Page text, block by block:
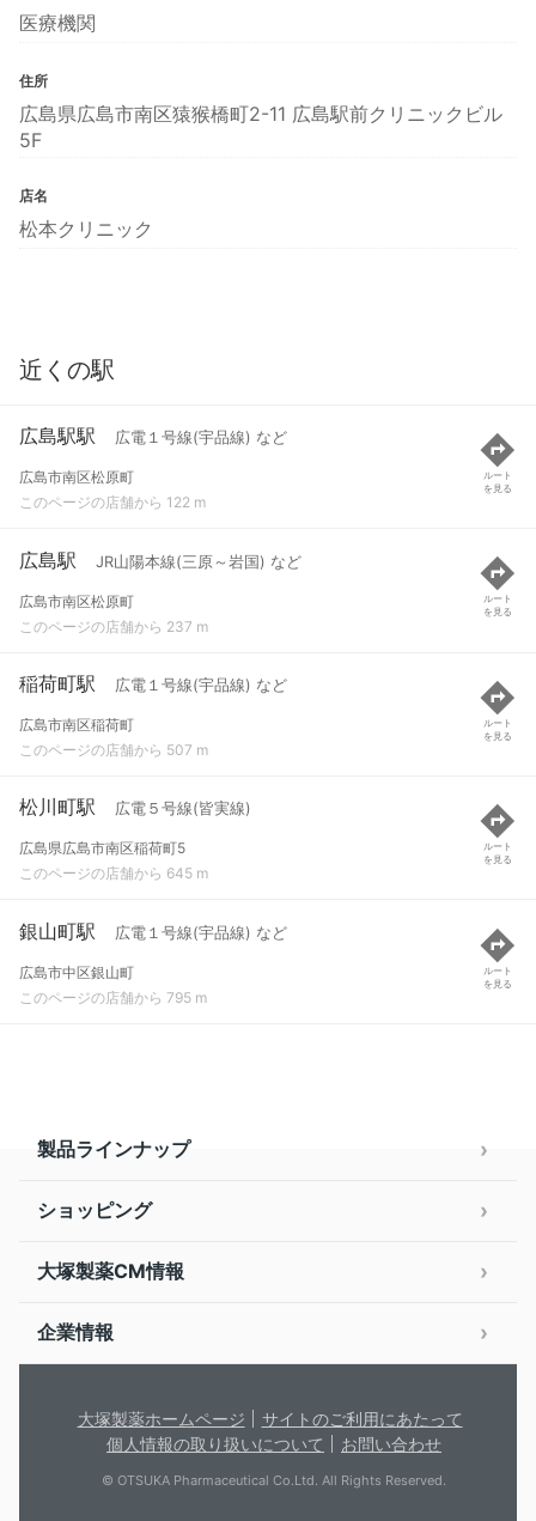
医療機関
住所
広島県広島市南区猿猴橋町2-11 広島駅前クリニックビル
5F
店名
松本クリニック
近くの駅
広島駅駅 広電１号線(宇品線) など
広島市南区松原町
このページの店舗から 122 m
ルート
を見る
広島駅 JR山陽本線(三原～岩国) など
広島市南区松原町
このページの店舗から 237 m
ルート
を見る
稲荷町駅 広電１号線(宇品線) など
広島市南区稲荷町
このページの店舗から 507 m
ルート
を見る
松川町駅 広電５号線(皆実線)
広島県広島市南区稲荷町5
このページの店舗から 645 m
ルート
を見る
銀山町駅 広電１号線(宇品線) など
広島市中区銀山町
このページの店舗から 795 m
ルート
を見る
製品ラインナップ
ショッピング
大塚製薬CM情報
企業情報
大塚製薬ホームページ
サイトのご利用にあたって
個人情報の取り扱いについて
お問い合わせ
© OTSUKA Pharmaceutical Co.Ltd. All Rights Reserved.